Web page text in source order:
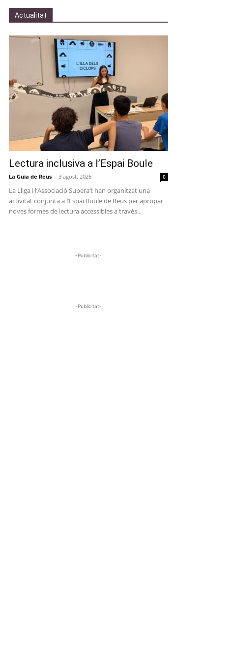
Actualitat
Lectura inclusiva a l’Espai Boule
La Guia de Reus - 3 agost, 2026 0
La Lliga i l’Associació Supera’t han organitzat una
activitat conjunta a l’Espai Boule de Reus per apropar
noves formes de lectura accessibles a través...
-Publicitat-
-Publicitat-